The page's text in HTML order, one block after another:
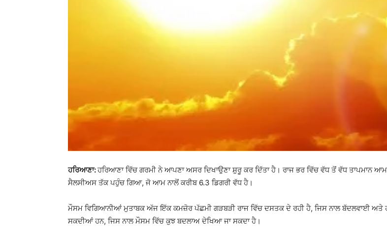
ਹਰਿਆਣਾ:ਹਰਿਆਣਾ ਵਿੱਚ ਗਰਮੀ ਨੇ ਆਪਣਾ ਅਸਰ ਦਿਖਾਉਣਾ ਸ਼ੁਰੂ ਕਰ ਦਿੱਤਾ ਹੈ। ਰਾਜ ਭਰ ਵਿੱਚ ਵੱਧ ਤੋਂ ਵੱਧ ਤਾਪਮਾਨ
ਸੈਲਸੀਅਸ ਤੱਕ ਪਹੁੰਚ ਗਿਆ, ਜੋ ਆਮ ਨਾਲੋਂ ਕਰੀਬ 6.3 ਡਿਗਰੀ ਵੱਧ ਹੈ।
ਮੌਸਮ ਵਿਗਿਆਨੀਆਂ ਮੁਤਾਬਕ ਅੱਜ ਇੱਕ ਕਮਜ਼ੋਰ ਪੱਛਮੀ ਗੜਬੜੀ ਰਾਜ ਵਿੱਚ ਦਸਤਕ ਦੇ ਰਹੀ ਹੈ, ਜਿਸ ਨਾਲ ਬੱਦਲਵਾਈ ਅਤੇ
ਸਕਦੀਆਂ ਹਨ, ਜਿਸ ਨਾਲ ਮੌਸਮ ਵਿੱਚ ਕੁਝ ਬਦਲਾਅ ਦੇਖਿਆ ਜਾ ਸਕਦਾ ਹੈ।